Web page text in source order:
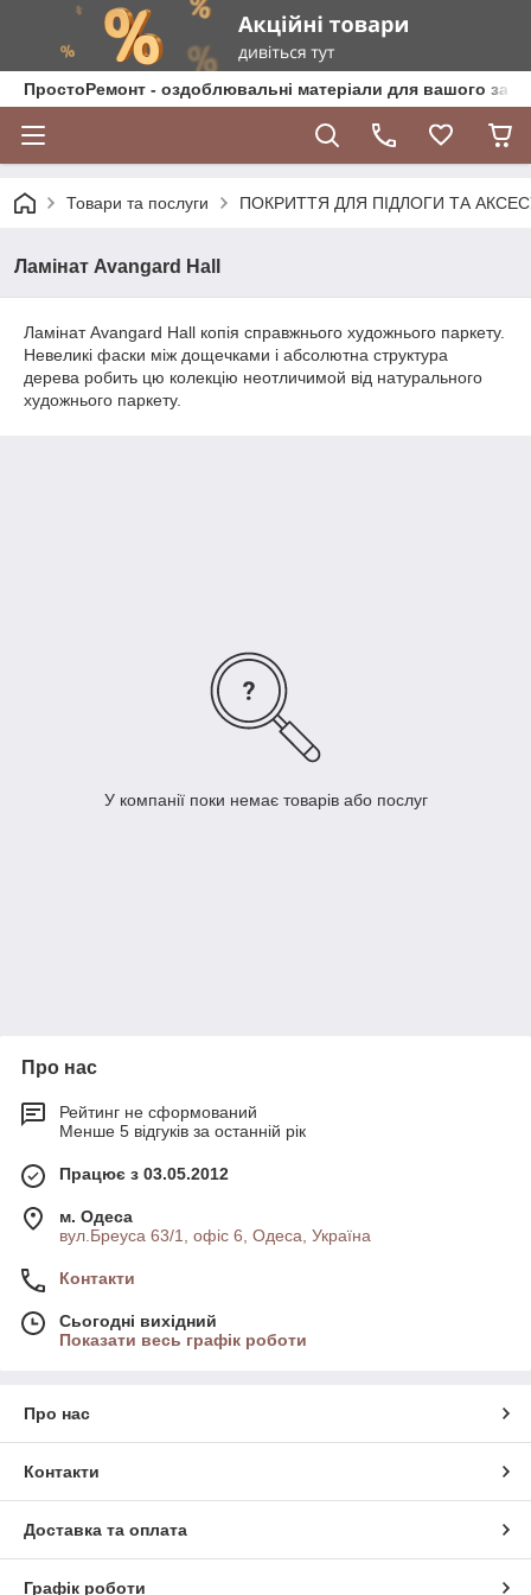
ПростоРемонт - оздоблювальні матеріали для вашого
Товари та послуги ПОКРИТТЯ ДЛЯ ПІДЛОГИ ТА
Ламінат Avangard Hall
Ламінат Avangard Hall копія справжнього художнього паркету.
Невеликі фаски між дощечками і абсолютна структура
дерева робить цю колекцію неотличимой від натурального
художнього паркету.
У компанії поки немає товарів або послуг
Про нас
Рейтинг не сформований
Менше 5 відгуків за останній рік
Працює з 03.05.2012
м. Одеса
вул.Бреуса 63/1, офіс 6, Одеса, Україна
Контакти
Сьогодні вихідний
Показати весь графік роботи
Про нас
Контакти
Доставка та оплата
Графік роботи